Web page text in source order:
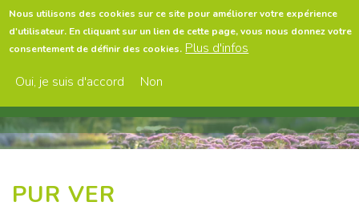
Nous utilisons des cookies sur ce site pour améliorer votre expérience
d'utilisateur. En cliquant sur un lien de cette page, vous nous donnez votre
consentement de définir des cookies. Plus d'infos
Oui, je suis d'accord
Non
Aller
au
contenu
PUR VER